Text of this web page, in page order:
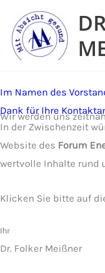
Inhalt
springen
Im Namen des
Dank für Ihre
Wir werden uns
In der Zwischenzeit
Website des Forum
wertvolle Inhalte rund
Klicken Sie bitte auf
Ihr
Dr. Folker Meißner